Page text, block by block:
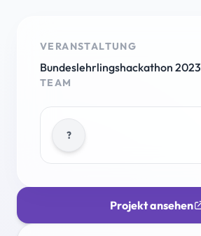
VERANSTALTUNG
Bundeslehrlingshackathon 2023
TEAM
?
Projekt ansehen